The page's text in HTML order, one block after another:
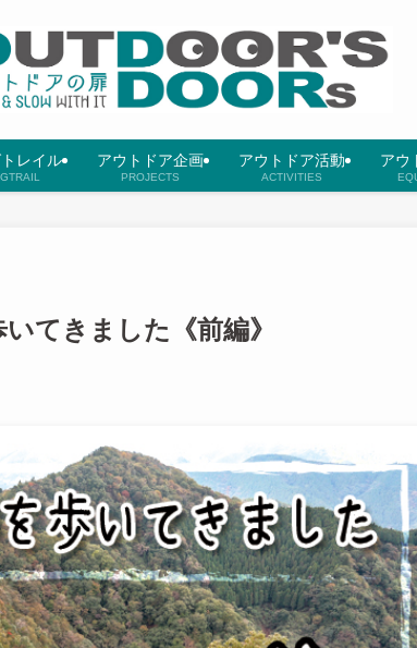
レイル アウトドア企画
PROJECTS
アウトドア活動
ACTIVITIES
アウ
てきました《前編》